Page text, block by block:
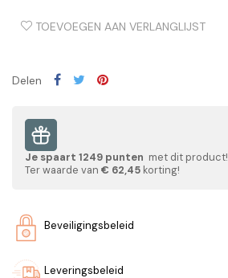
TOEVOEGEN AAN VERLANGLIJST
Delen
Je spaart 1249 punten met dit product!
Ter waarde van € 62,45 korting!
Beveiligingsbeleid
Leveringsbeleid